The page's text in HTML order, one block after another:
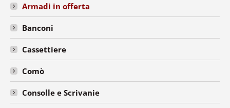
Armadi in offerta
Banconi
Cassettiere
Comò
Consolle e Scrivanie